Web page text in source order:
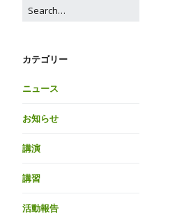
カテゴリー
ニュース
お知らせ
講演
講習
活動報告